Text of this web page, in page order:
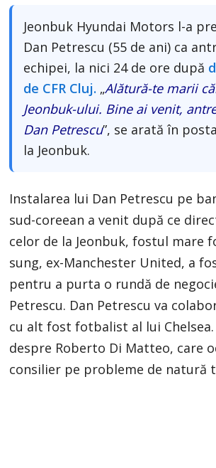
Jeonbuk Hyundai Motors l-a
Dan Petrescu (55 de ani) ca
echipei, la nici 24 de ore după
de CFR Cluj. „Alătură-te marii
Jeonbuk-ului. Bine ai venit,
Dan Petrescu”, se arată în
la Jeonbuk.
Instalarea lui Dan Petrescu pe
sud-coreean a venit după ce
celor de la Jeonbuk, fostul mare
sung, ex-Manchester United, a
pentru a purta o rundă de
Petrescu. Dan Petrescu va
cu alt fost fotbalist al lui
despre Roberto Di Matteo, care
consilier pe probleme de natură